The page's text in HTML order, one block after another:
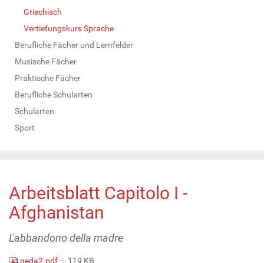
Griechisch
Vertiefungskurs Sprache
Berufliche Fächer und Lernfelder
Musische Fächer
Praktische Fächer
Berufliche Schularten
Schularten
Sport
Arbeitsblatt Capitolo I -
Afghanistan
L'abbandono della madre
geda2.pdf— 119 KB